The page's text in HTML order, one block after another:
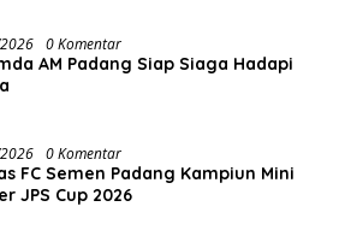
0 Komentar
AM Padang Siap Siaga Hadapi
0 Komentar
FC Semen Padang Kampiun Mini
JPS Cup 2026